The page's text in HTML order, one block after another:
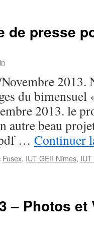
Fusex
presse
2013.
du
2013. le
autre beau
… Continuer
Fusex, IUT GEII Nîmes,
– Photos et